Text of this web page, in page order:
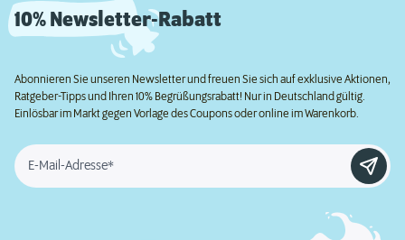
10% Newsletter-Rabatt
Abonnieren Sie unseren Newsletter und freuen Sie sich auf exklusive Aktionen,
Ratgeber-Tipps und Ihren 10% Begrüßungsrabatt! Nur in Deutschland gültig.
Einlösbar im Markt gegen Vorlage des Coupons oder online im Warenkorb.
E-Mail-Adresse*